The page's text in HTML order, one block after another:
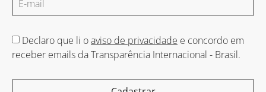
Declaro que li oaviso de privacidade e concordo em
receber emails da Transparência Internacional - Brasil.